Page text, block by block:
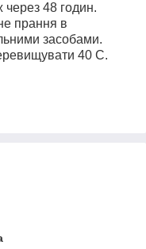
через 48 годин.
прання в
засобами.
40 С.